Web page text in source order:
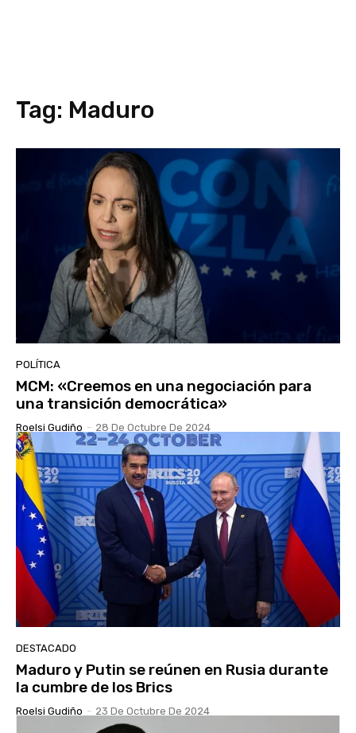
Tag: Maduro
POLÍTICA
MCM: «Creemos en una negociación para
una transición democrática»
Roelsi Gudiño - 28 De Octubre De 2024
DESTACADO
Maduro y Putin se reúnen en Rusia durante
la cumbre de los Brics
Roelsi Gudiño - 23 De Octubre De 2024